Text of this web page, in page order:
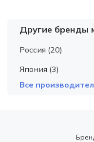
Другие бренды
Россия (20)
Япония (3)
Все